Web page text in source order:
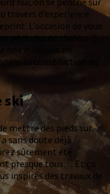
travers d’experience
L’occasion de vous
périodes de chaleur !).
missions en
la construction de
ski
mettre des pieds sur
sans doute déjà
sûrement été
presque tous… Et ça
inspirés des travaux de